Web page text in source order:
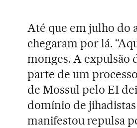
Até que em julho do
chegaram por lá.
monges. A expulsão
parte de um
de Mossul pelo EI
domínio de
manifestou repulsa